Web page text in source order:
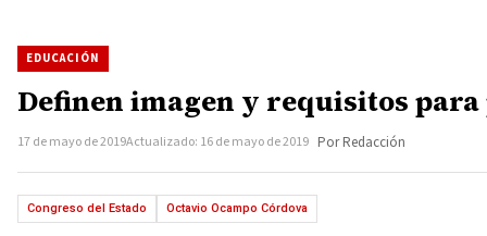
EDUCACIÓN
Definen imagen y requisitos
17 de mayo de 2019Actualizado: 16 de mayo de 2019 Por Redacción
Congreso del Estado Octavio Ocampo Córdova